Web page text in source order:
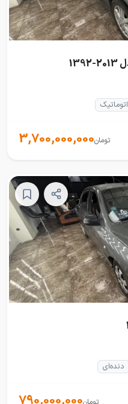
اتوماتیک
3,700,000,000تومان
دنده‌ای